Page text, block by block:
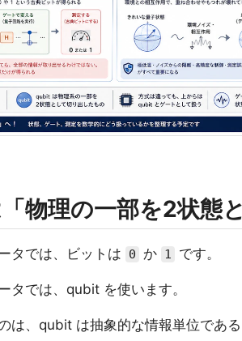
物理の一部を2状態
タでは、ビットは 0 か 1 です。
タでは、qubit を使います。
は、qubit は抽象的な情報単位であ